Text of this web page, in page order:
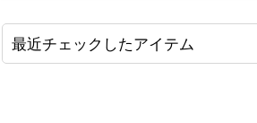
最近チェックしたアイテム